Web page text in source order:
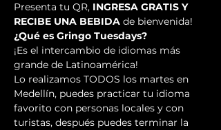
Presenta tu QR, INGRESA GRATIS Y
RECIBE UNA BEBIDA de bienvenida!
¿Qué es Gringo Tuesdays?
¡Es el intercambio de idiomas más
grande de Latinoamérica!
Lo realizamos TODOS los martes en
Medellín, puedes practicar tu idioma
favorito con personas locales y con
turistas, después puedes terminar la